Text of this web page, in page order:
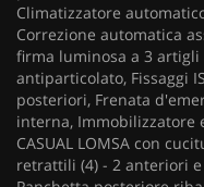
Climatizzatore
Correzione automatica
firma luminosa a 3 artigli
antiparticolato, Fissaggi
posteriori, Frenata
interna, Immobilizzatore
CASUAL LOMSA con
retrattili (4) - 2 anteriori e